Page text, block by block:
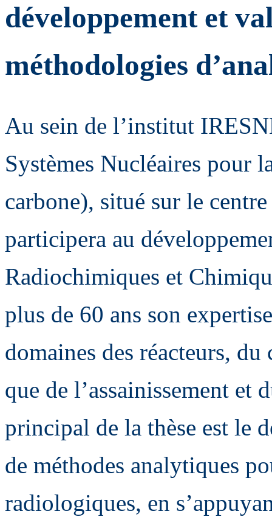
développement et
méthodologies
Au sein de l’institut
Systèmes Nucléaires pour
carbone), situé sur le
participera au
Radiochimiques et
plus de 60 ans son
domaines des réacteurs,
que de l’assainissement et
principal de la thèse est le
de méthodes analytiques
radiologiques, en